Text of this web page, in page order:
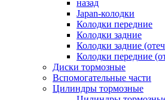
назад
Japan-колодки
Колодки передние
Колодки задние
Колодки задние
Колодки передние
Диски тормозные
Вспомогательные части
Цилиндры тормозные